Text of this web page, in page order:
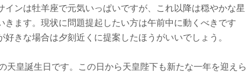
インは牡羊座で元気いっぱいですが、これ以降は穏やかな星
きます。現状に問題提起したい方は午前中に動くべきです
好きな場合は夕刻近くに提案したほうがいいでしょう。
天皇誕生日です。この日から天皇陛下も新たな一年を迎えら